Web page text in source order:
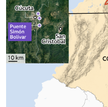
colombo-
venezolana.png